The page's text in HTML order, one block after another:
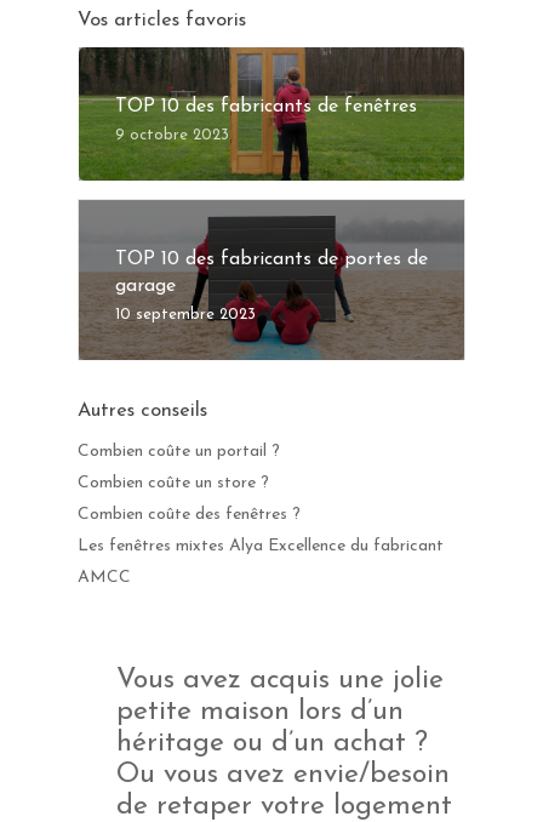
Vos articles favoris
TOP 10 des fabricants de fenêtres
9 octobre 2023
TOP 10 des fabricants de portes de
garage
10 septembre 2023
Autres conseils
Combien coûte un portail ?
Combien coûte un store ?
Combien coûte des fenêtres ?
Les fenêtres mixtes Alya Excellence du fabricant
AMCC
Vous avez acquis une jolie
petite maison lors d’un
héritage ou d’un achat ?
Ou vous avez envie/besoin
de retaper votre logement